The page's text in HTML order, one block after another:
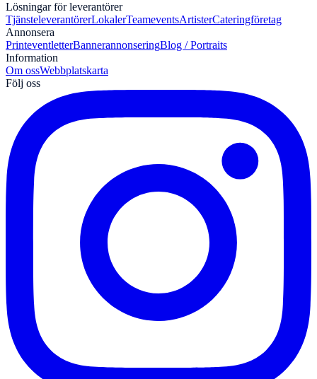
Lösningar för leverantörer
TjänsteleverantörerLokalerTeameventsArtisterCateringföretag
Annonsera
PrinteventletterBannerannonseringBlog / Portraits
Information
Om ossWebbplatskarta
Följ oss